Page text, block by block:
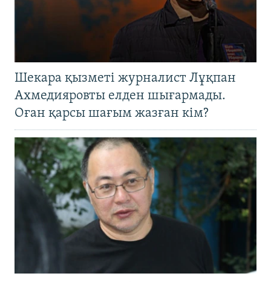
Шекара қызметі журналист Лұқпан
Ахмедияровты елден шығармады.
Оған қарсы шағым жазған кім?